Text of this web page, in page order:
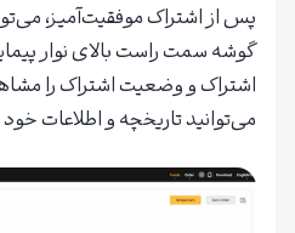
گوشه سمت راست بالای نوار
اشتراک و وضعیت اشتراک را
می‌توانید تاریخچه و اطلاعات